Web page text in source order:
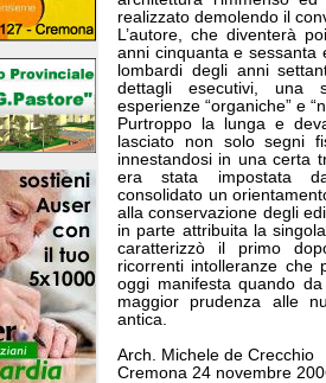
realizzato demolendo il
L’autore, che diventerà
anni cinquanta e sessanta
lombardi degli anni
dettagli esecutivi, una
esperienze “organiche” e
Purtroppo la lunga e
lasciato non solo segni
innestandosi in una certa
era stata impostata
consolidato un
alla conservazione degli
in parte attribuita la
caratterizzò il primo
ricorrenti intolleranze che
oggi manifesta quando
maggior prudenza alle
antica.
Arch. Michele de Crecchio
Cremona 24 novembre